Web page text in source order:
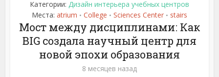
Категории: Дизайн интерьера учебных центров
Места: atrium • College • Sciences Center • stairs
Мост между дисциплинами: Как
BIG создала научный центр для
новой эпохи образования
8 месяцев назад